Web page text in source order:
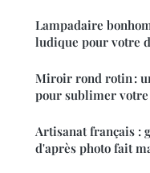
Lampadaire
ludique pour votre
Miroir rond rotin :
pour sublimer
Artisanat français :
d'après photo fait